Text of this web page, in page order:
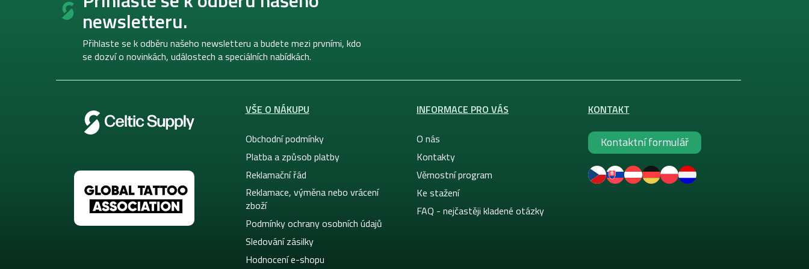
newsletteru.
Přihlaste se k odběru našeho newsletteru a budete mezi prvními, kdo
se dozví o novinkách, událostech a speciálních nabídkách.
VŠE O NÁKUPU
Obchodní podmínky
Platba a způsob platby
Reklamační řád
Reklamace, výměna nebo vrácení
zboží
Podmínky ochrany osobních údajů
Sledování zásilky
Hodnocení e-shopu
INFORMACE PRO VÁS
O nás
Kontakty
Věrnostní program
Ke stažení
FAQ - nejčastěji kladené otázky
KONTAKT
Kontaktní formulář